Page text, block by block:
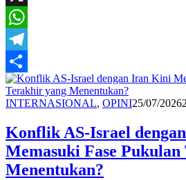
X
WhatsApp
Telegram
Share
INTERNASIONAL, OPINIRedaksi
25/07/2026
Konflik AS-Israel
Memasuki Fase
Menentukan?